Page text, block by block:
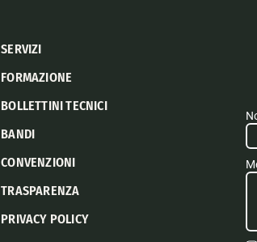
SERVIZI
FORMAZIONE
BOLLETTINI TECNICI
BANDI
CONVENZIONI
TRASPARENZA
PRIVACY POLICY